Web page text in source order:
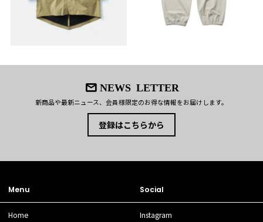
CORDURA®Ballisticナイロン。MILspec（米国軍用規格）ナイロンとして、通
常のナイロン素材とは異なる織り方で強度を高める手法で、1680デニールの
本体前面のポケット内に配置したオーガナイザーポケット
X-PAC™ ナイロンによる軽量性と耐久性と耐水性
内側ポケット：4、ペン挿し：2、外側ポケット：1
NEWS LETTER
新商品や最新ニュース、会員様限定のお得な情報をお届けします。
登録はこちらから
Menu
Home
Social
Instagram